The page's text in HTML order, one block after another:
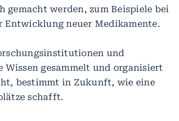
werden, zum Beispiele bei
Entwicklung neuer Medikamente.
und
gesammelt und organisiert
bestimmt in Zukunft, wie eine
schafft.